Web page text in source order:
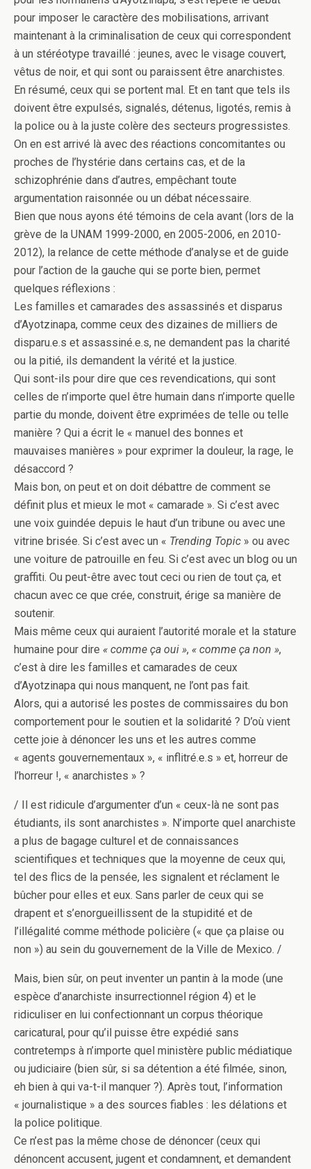
pour imposer le caractère des mobilisations, arrivant
maintenant à la criminalisation de ceux qui correspondent
à un stéréotype travaillé : jeunes, avec le visage couvert,
vêtus de noir, et qui sont ou paraissent être anarchistes.
En résumé, ceux qui se portent mal. Et en tant que tels ils
doivent être expulsés, signalés, détenus, ligotés, remis à
la police ou à la juste colère des secteurs progressistes.
On en est arrivé là avec des réactions concomitantes ou
proches de l’hystérie dans certains cas, et de la
schizophrénie dans d’autres, empêchant toute
argumentation raisonnée ou un débat nécessaire.
Bien que nous ayons été témoins de cela avant (lors de la
grève de la UNAM 1999-2000, en 2005-2006, en 2010-
2012), la relance de cette méthode d’analyse et de guide
pour l’action de la gauche qui se porte bien, permet
quelques réflexions :
Les familles et camarades des assassinés et disparus
d’Ayotzinapa, comme ceux des dizaines de milliers de
disparu.e.s et assassiné.e.s, ne demandent pas la charité
ou la pitié, ils demandent la vérité et la justice.
Qui sont-ils pour dire que ces revendications, qui sont
celles de n’importe quel être humain dans n’importe quelle
partie du monde, doivent être exprimées de telle ou telle
manière ? Qui a écrit le « manuel des bonnes et
mauvaises manières » pour exprimer la douleur, la rage, le
désaccord ?
Mais bon, on peut et on doit débattre de comment se
définit plus et mieux le mot « camarade ». Si c’est avec
une voix guindée depuis le haut d’un tribune ou avec une
vitrine brisée. Si c’est avec un « Trending Topic » ou avec
une voiture de patrouille en feu. Si c’est avec un blog ou un
graffiti. Ou peut-être avec tout ceci ou rien de tout ça, et
chacun avec ce que crée, construit, érige sa manière de
soutenir.
Mais même ceux qui auraient l’autorité morale et la stature
humaine pour dire « comme ça oui », « comme ça non »,
c’est à dire les familles et camarades de ceux
d’Ayotzinapa qui nous manquent, ne l’ont pas fait.
Alors, qui a autorisé les postes de commissaires du bon
comportement pour le soutien et la solidarité ? D’où vient
cette joie à dénoncer les uns et les autres comme
« agents gouvernementaux », « inflitré.e.s » et, horreur de
l’horreur !, « anarchistes » ?
/ Il est ridicule d’argumenter d’un « ceux-là ne sont pas
étudiants, ils sont anarchistes ». N’importe quel anarchiste
a plus de bagage culturel et de connaissances
scientifiques et techniques que la moyenne de ceux qui,
tel des flics de la pensée, les signalent et réclament le
bûcher pour elles et eux. Sans parler de ceux qui se
drapent et s’enorgueillissent de la stupidité et de
l’illégalité comme méthode policière (« que ça plaise ou
non ») au sein du gouvernement de la Ville de Mexico. /
Mais, bien sûr, on peut inventer un pantin à la mode (une
espèce d’anarchiste insurrectionnel région 4) et le
ridiculiser en lui confectionnant un corpus théorique
caricatural, pour qu’il puisse être expédié sans
contretemps à n’importe quel ministère public médiatique
ou judiciaire (bien sûr, si sa détention a été filmée, sinon,
eh bien à qui va-t-il manquer ?). Après tout, l’information
« journalistique » a des sources fiables : les délations et
la police politique.
Ce n’est pas la même chose de dénoncer (ceux qui
dénoncent accusent, jugent et condamnent, et demandent